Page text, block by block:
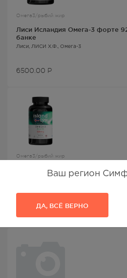
Ваш регион
ДА, ВСЁ ВЕРНО
Омега3/рыбий жир
Лиси Исландия Омега-3 форте
банке
Лиси , ЛИСИ Х.Ф., Омега-3
6500.00 Р
Омега3/рыбий жир
Лиси Исландия Омега-3 форте
3600.00 Р